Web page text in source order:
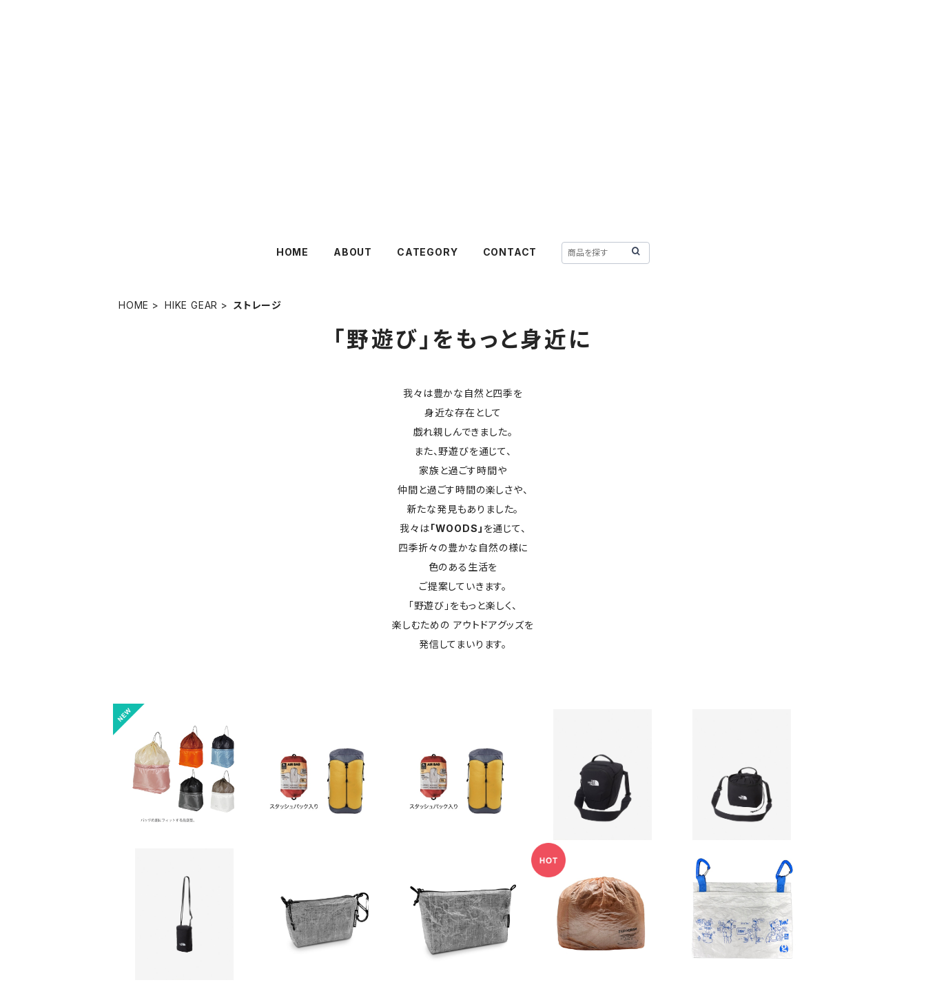
HOME ABOUT CATEGORY CONTACT
HOME HIKE GEAR ストレージ
「野遊び」をもっと身近に
我々は豊かな自然と四季を
身近な存在として
戯れ親しんできました。
また、野遊びを通じて、
家族と過ごす時間や
仲間と過ごす時間の楽しさや、
新たな発見もありました。
我々は「WOODS」 を通じて、
四季折々の豊かな自然の様に
色のある生活を
ご提案していきます。
「野遊び」をもっと楽しく、
楽しむための アウトドアグッズを
発信してまいります。
【asobito】プラスサック
¥2,900
【GRANITE GEAR】eV
ent®シル コンプレッサ
ー 13Lグリーン
¥6,600
【GRANITE GEAR】eV
ent®シル コンプレッサ
ー 10Lイエロー
¥6,050
【THE NORTH FACE】
エクスプローラーカメラ
バッグ
¥9,900
10%OFF
MLカメラバッグ
¥7,920
10%OFF
【THE NORTH FACE】
コンパクトカメラバッグ
¥5,643
10%OFF
【zerogram】Hiker W
allet SUL with Dyne
ema®
¥4,950
【zerogram】Hiker Po
uch SUL with Dynee
ma®
¥7,040
ZEROGRAM zerogra
m ゼログラム StuffS
ack 8L with Dyneem
a®
¥7,920
SOLD OUT
GOSSAMER GEAR／
The Crotch Pot
¥4,290